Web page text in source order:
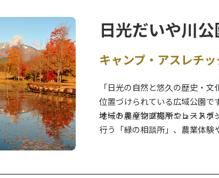
日光だいや川公
キャンプ・アスレチ
「日光の自然と悠久の歴史・
位置づけられている広域公園です
オートキャンプ場やニュースポ
行う「緑の相談所」、農業体験
地域の農産物直売所やレストラ